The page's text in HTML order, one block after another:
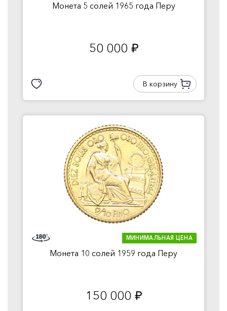
Монета 5 солей 1965 года Перу
50 000 руб.
В корзину
МИНИМАЛЬНАЯ ЦЕНА
Монета 10 солей 1959 года Перу
150 000 руб.